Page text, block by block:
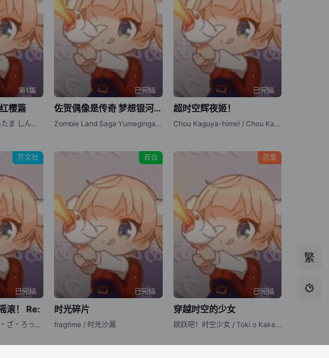
第1集
樱篇
げきじょうばん ぎんたま しんやくべにざくらへん
已完结
佐贺偶像是传奇 梦想银河乐园
Zombie Land Saga Yumeginga Paradise
已完结
超时空辉夜姬！
Chou Kaguya-hime! / Chou Kaguya hime! / Cosmic Princess Kaguya! / 超时空辉耀姬！
芳文社
已完结
滚！ Re:
剧场総集编「ぼっち・ざ・ろっく！」 前编 / BOCCHI THE ROCK! Recap Part 1
百合
已完结
时光碎片
fragtime / 时光沙漏
恋爱
已完结
穿越时空的少女
跳跃吧！时空少女 / Toki o Kakeru Shōjo / The Girl Who Leapt Through Time
繁
